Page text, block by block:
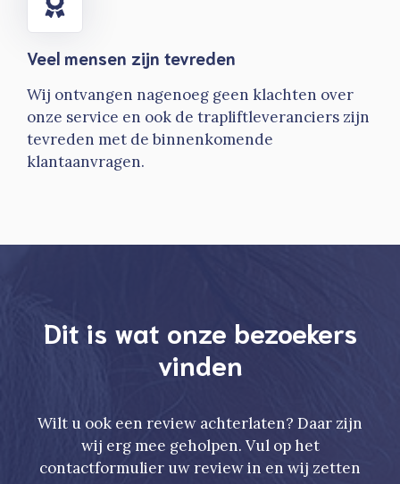
Veel mensen zijn tevreden
Wij ontvangen nagenoeg geen klachten over
onze service en ook de trapliftleveranciers zijn
tevreden met de binnenkomende
klantaanvragen.
Dit is wat onze bezoekers
vinden
Wilt u ook een review achterlaten? Daar zijn
wij erg mee geholpen. Vul op het
contactformulier uw review in en wij zetten